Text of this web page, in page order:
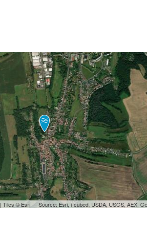
| Tiles © Esri — Source: Esri, i-cubed, USDA, USGS, AEX,